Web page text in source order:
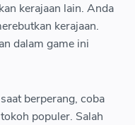
kerajaan lain. Anda
kerajaan.
dalam game ini
berperang, coba
populer. Salah